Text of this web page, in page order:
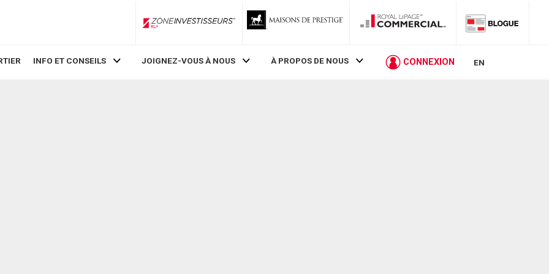
ZoneInvestisseurs RLP
INFO ET CONSEILS JOIGNEZ-VOUS À NOUS À PROPOS DE NOUS CONNEXION EN